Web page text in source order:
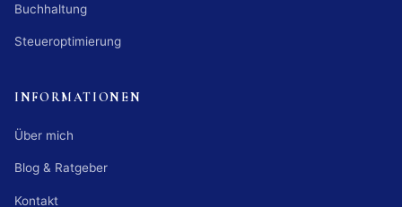
Buchhaltung
Steueroptimierung
INFORMATIONEN
Über mich
Blog & Ratgeber
Kontakt